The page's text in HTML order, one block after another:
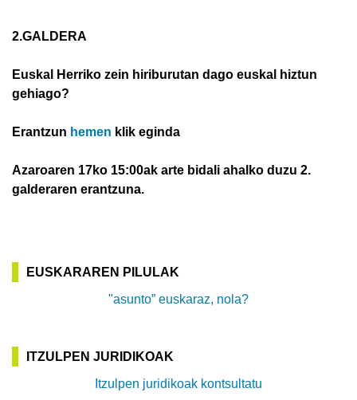
2.GALDERA
Euskal Herriko zein hiriburutan dago euskal hiztun
gehiago?
Erantzun hemen klik eginda
Azaroaren 17ko 15:00ak arte bidali ahalko duzu 2.
galderaren erantzuna.
EUSKARAREN PILULAK
"asunto” euskaraz, nola?
ITZULPEN JURIDIKOAK
Itzulpen juridikoak kontsultatu